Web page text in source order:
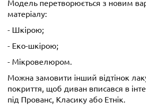
Модель перетворюється з новим
матеріалу:
- Шкірою;
- Еко-шкірою;
- Мікровелюром.
Можна замовити інший відтінок
покриття, щоб диван вписався в
під Прованс, Класику або Етнік.